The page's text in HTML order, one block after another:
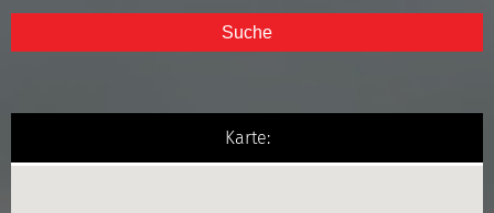
Suche
Karte: